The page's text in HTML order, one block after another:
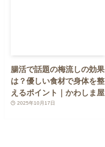
腸活で話題の梅流しの効果
は？優しい食材で身体を整
えるポイント｜かわしま屋
2025年10月17日